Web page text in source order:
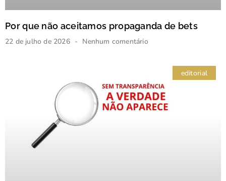
Por que não aceitamos propaganda de bets
22 de julho de 2026 Nenhum comentário
editorial